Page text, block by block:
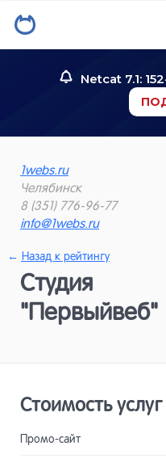
Netcat 7.1:
1webs.ru
Челябинск
8 (351) 776-96-77
info@1webs.ru
← Назад к рейтингу
Студия
"Первыйвеб"
Стоимость услуг
Промо-сайт